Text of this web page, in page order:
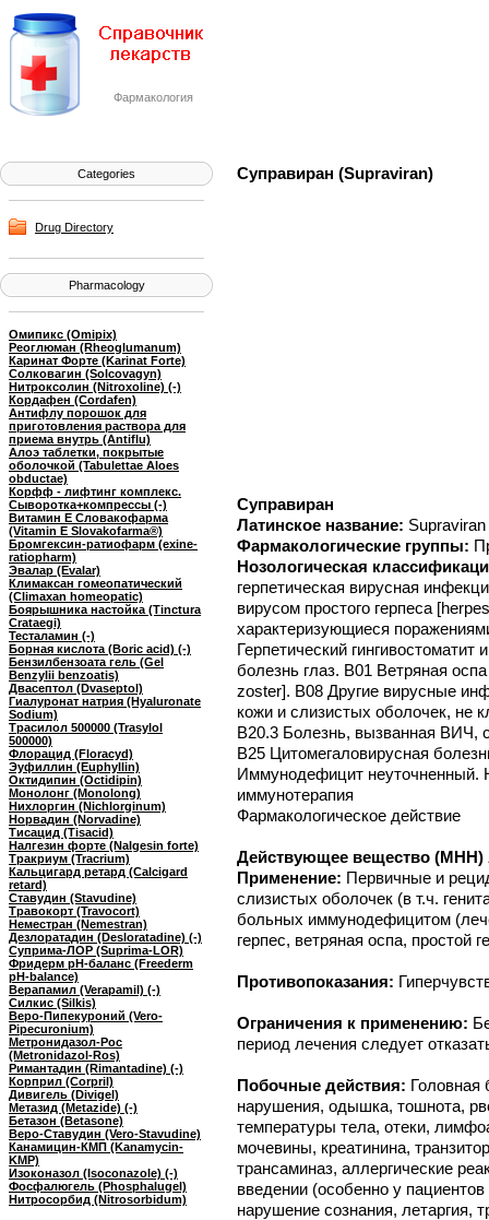
Фармакология
Categories
Drug Directory
Pharmacology
Омипикс (Omipix)
Реоглюман (Rheoglumanum)
Каринат Форте (Karinat Forte)
Солковагин (Solcovagyn)
Нитроксолин (Nitroxoline) (-)
Кордафен (Cordafen)
Антифлу порошок для
приготовления раствора для
приема внутрь (Antiflu)
Алоэ таблетки, покрытые
оболочкой (Tabulettae Aloes
obductae)
Корфф - лифтинг комплекс.
Сыворотка+компрессы (-)
Витамин E Словакофарма
(Vitamin E Slovakofarma®)
Бромгексин-ратиофарм (exine-
ratiopharm)
Эвалар (Evalar)
Климаксан гомеопатический
(Climaxan homeopatic)
Боярышника настойка (Tinctura
Crataegi)
Тесталамин (-)
Борная кислота (Boric acid) (-)
Бензилбензоата гель (Gel
Benzylii benzoatis)
Двасептол (Dvaseptol)
Гиалуронат натрия (Hyaluronate
Sodium)
Трасилол 500000 (Trasylol
500000)
Флорацид (Floracyd)
Эуфиллин (Euphyllin)
Октидипин (Octidipin)
Монолонг (Monolong)
Нихлоргин (Nichlorginum)
Норвадин (Norvadine)
Тисацид (Tisacid)
Налгезин форте (Nalgesin forte)
Тракриум (Tracrium)
Кальцигард ретард (Calcigard
retard)
Ставудин (Stavudine)
Травокорт (Travocort)
Неместран (Nemestran)
Дезлоратадин (Desloratadine) (-)
Суприма-ЛОР (Suprima-LOR)
Фридерм рН-баланс (Freederm
pH-balance)
Верапамил (Verapamil) (-)
Силкис (Silkis)
Веро-Пипекуроний (Vero-
Pipecuronium)
Метронидазол-Рос
(Metronidazol-Ros)
Римантадин (Rimantadine) (-)
Корприл (Corpril)
Дивигель (Divigel)
Метазид (Metazide) (-)
Бетазон (Betasone)
Веро-Ставудин (Vero-Stavudine)
Канамицин-КМП (Kanamycin-
KMP)
Изоконазол (Isoconazole) (-)
Фосфалюгель (Phosphalugel)
Нитросорбид (Nitrosorbidum)
Суправиран (Supraviran)
Суправиран
Латинское название: Supraviran
Фармакологические группы:
Нозологическая
герпетическая вирусная
вирусом простого герпеса
характеризующиеся
Герпетический гингивостоматит
болезнь глаз. B01 Ветряная
zoster]. B08 Другие вирусные
кожи и слизистых оболочек, не
B20.3 Болезнь, вызванная ВИЧ,
B25 Цитомегаловирусная
Иммунодефицит неуточненный.
иммунотерапия
Фармакологическое действие
Действующее вещество (МНН)
Применение: Первичные и
слизистых оболочек (в т.ч.
больных иммунодефицитом
герпес, ветряная оспа, простой
Противопоказания:
Ограничения к применению:
период лечения следует
Побочные действия: Головная
нарушения, одышка, тошнота,
температуры тела, отеки,
мочевины, креатинина,
трансаминаз, аллергические
введении (особенно у
нарушение сознания, летаргия,